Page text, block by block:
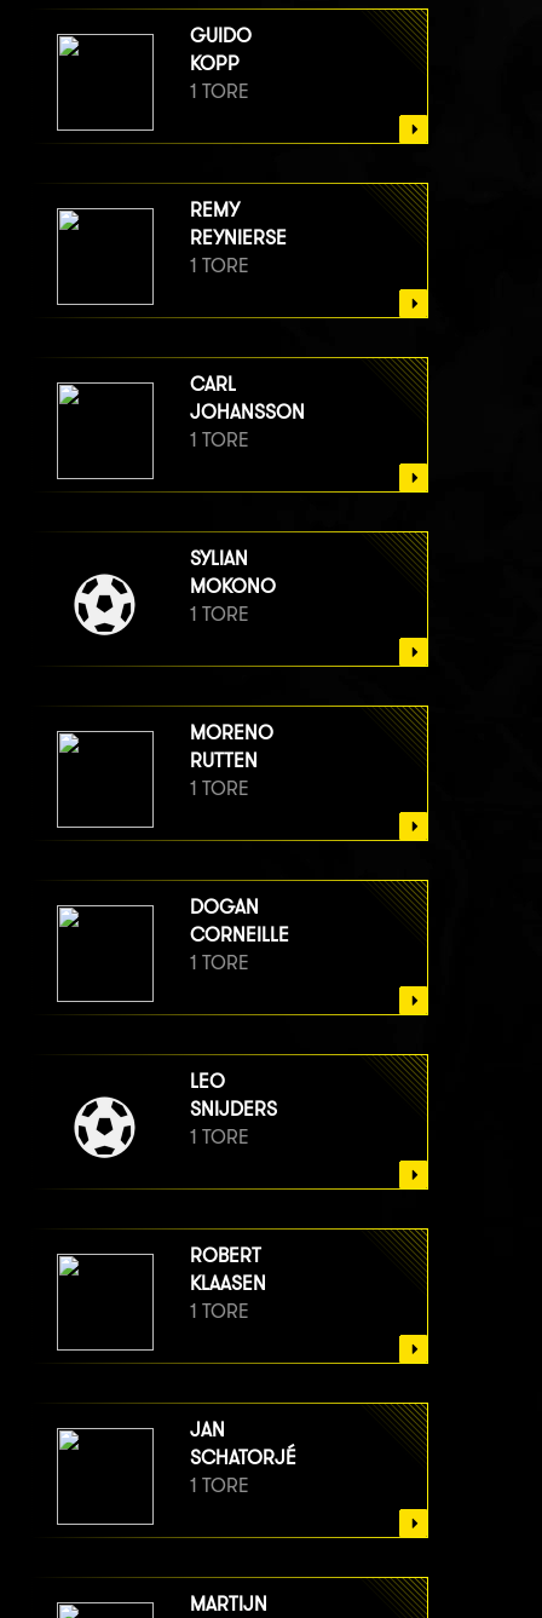
GUIDO
KOPP
1 TORE
REMY
REYNIERSE
1 TORE
CARL
JOHANSSON
1 TORE
SYLIAN
MOKONO
1 TORE
MORENO
RUTTEN
1 TORE
DOGAN
CORNEILLE
1 TORE
LEO
SNIJDERS
1 TORE
ROBERT
KLAASEN
1 TORE
JAN
SCHATORJÉ
1 TORE
MARTIJN